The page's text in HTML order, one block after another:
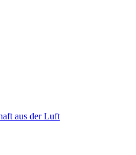
aus der Luft